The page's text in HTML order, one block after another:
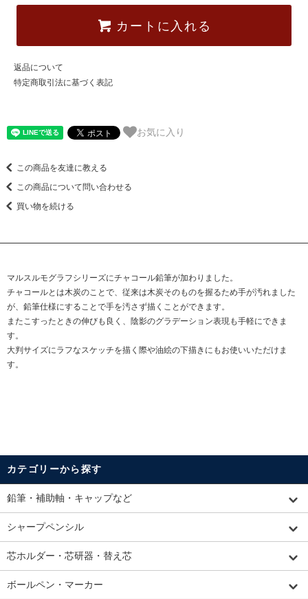
カートに入れる
返品について
特定商取引法に基づく表記
お気に入り
この商品を友達に教える
この商品について問い合わせる
買い物を続ける
マルスルモグラフシリーズにチャコール鉛筆が加わりました。
チャコールとは木炭のことで、従来は木炭そのものを握るため手が汚れました
が、鉛筆仕様にすることで手を汚さず描くことができます。
またこすったときの伸びも良く、陰影のグラデーション表現も手軽にできま
す。
大判サイズにラフなスケッチを描く際や油絵の下描きにもお使いいただけま
す。
カテゴリーから探す
鉛筆・補助軸・キャップなど
シャープペンシル
芯ホルダー・芯研器・替え芯
ボールペン・マーカー